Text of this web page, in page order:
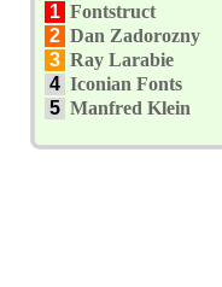
1 Fontstruct
2 Dan Zadorozny
3 Ray Larabie
4 Iconian Fonts
5 Manfred Klein